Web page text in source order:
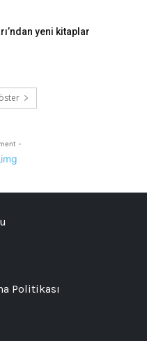
yeni kitaplar
-
Politikası